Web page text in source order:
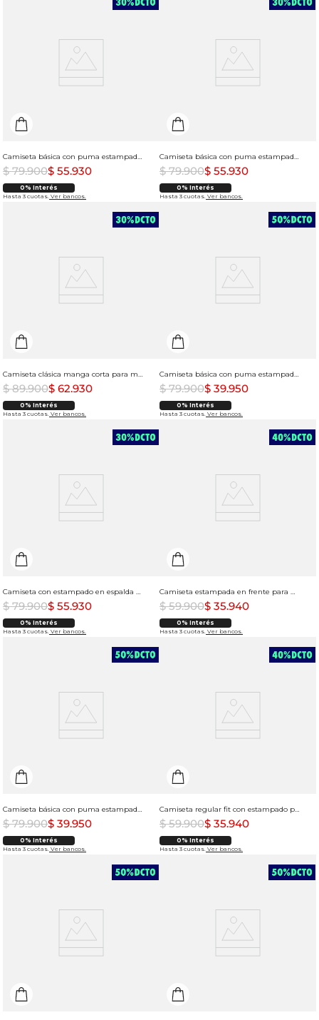
Camiseta básica con puma estampado para mujer
$ 79.900$ 55.930
0% Interés
Hasta 3 cuotas. Ver bancos.
Camiseta básica con puma estampado para mujer
$ 79.900$ 55.930
0% Interés
Hasta 3 cuotas. Ver bancos.
Camiseta clásica manga corta para mujer
$ 89.900$ 62.930
0% Interés
Hasta 3 cuotas. Ver bancos.
Camiseta básica con puma estampado para mujer
$ 79.900$ 39.950
0% Interés
Hasta 3 cuotas. Ver bancos.
Camiseta con estampado en espalda para mujer
$ 79.900$ 55.930
0% Interés
Hasta 3 cuotas. Ver bancos.
Camiseta estampada en frente para mujer
$ 59.900$ 35.940
0% Interés
Hasta 3 cuotas. Ver bancos.
Camiseta básica con puma estampado para mujer
$ 79.900$ 39.950
0% Interés
Hasta 3 cuotas. Ver bancos.
Camiseta regular fit con estampado para mujer
$ 59.900$ 35.940
0% Interés
Hasta 3 cuotas. Ver bancos.